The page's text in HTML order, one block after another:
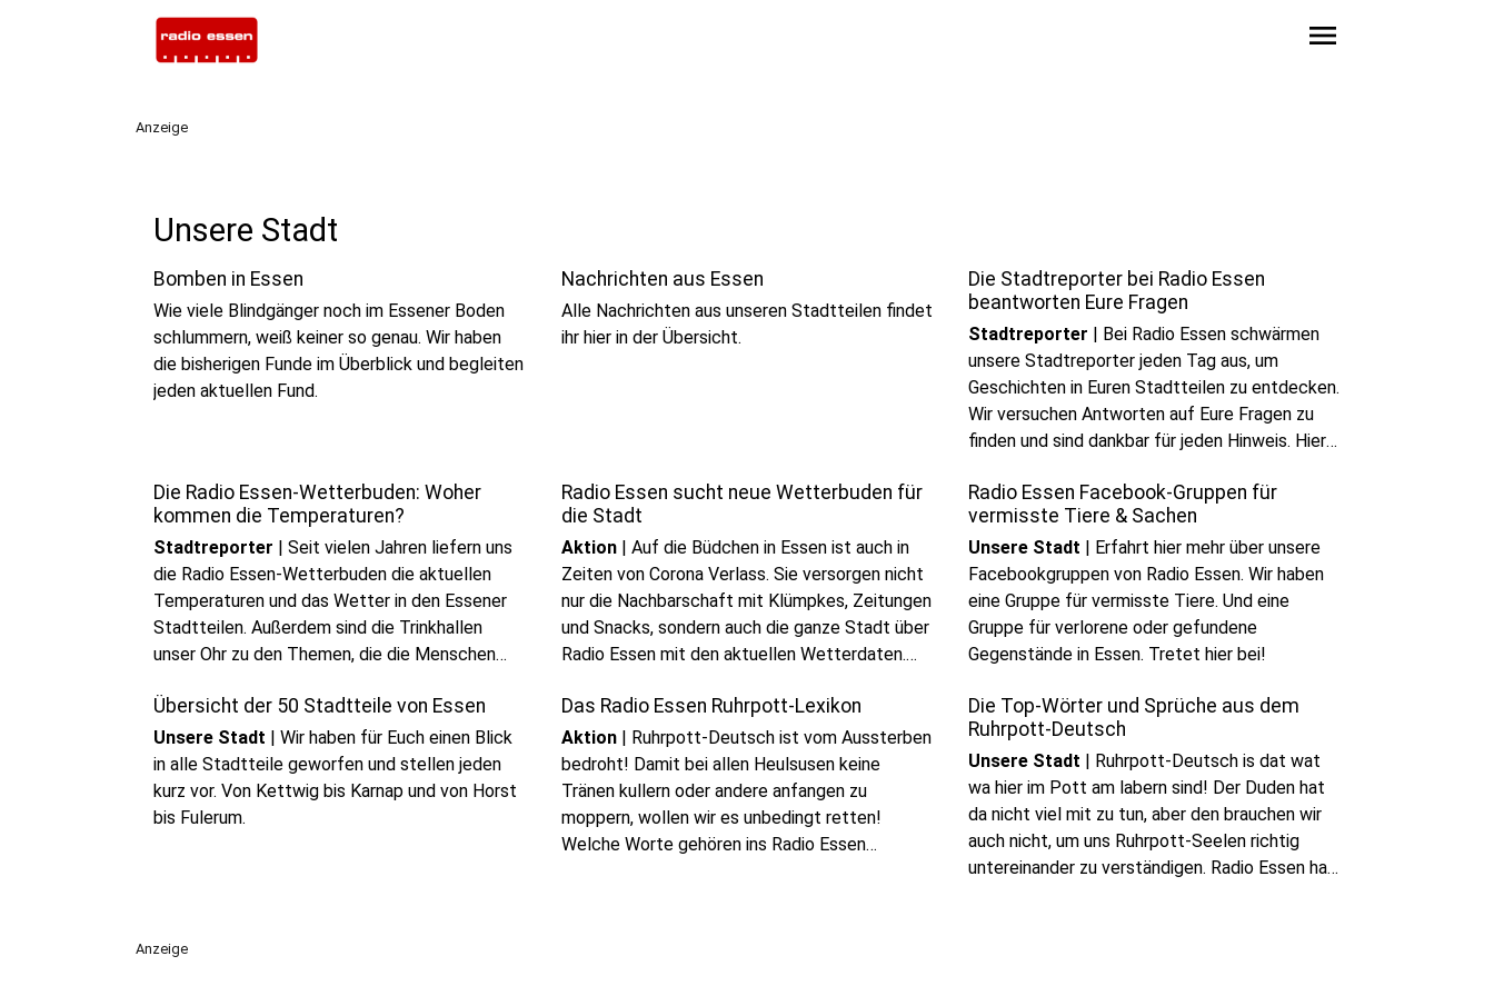
menu
Anzeige
Unsere Stadt
Bomben in Essen
Wie viele Blindgänger noch im Essener Boden
schlummern, weiß keiner so genau. Wir haben
die bisherigen Funde im Überblick und begleiten
jeden aktuellen Fund.
Nachrichten aus Essen
Alle Nachrichten aus unseren Stadtteilen findet
ihr hier in der Übersicht.
Die Stadtreporter bei Radio Essen
beantworten Eure Fragen
Stadtreporter | Bei Radio Essen schwärmen
unsere Stadtreporter jeden Tag aus, um
Geschichten in Euren Stadtteilen zu entdecken.
Wir versuchen Antworten auf Eure Fragen zu
finden und sind dankbar für jeden Hinweis. Hier
Eure Fragen zur Stadt stellen.
Die Radio Essen-Wetterbuden: Woher
kommen die Temperaturen?
Stadtreporter | Seit vielen Jahren liefern uns
die Radio Essen-Wetterbuden die aktuellen
Temperaturen und das Wetter in den Essener
Stadtteilen. Außerdem sind die Trinkhallen
unser Ohr zu den Themen, die die Menschen
dieser Seite stellen wir Euch einige unserer
Wetterbuden vor.
Radio Essen sucht neue Wetterbuden für
die Stadt
Aktion| Auf die Büdchen in Essen ist auch in
Zeiten von Corona Verlass. Sie versorgen nicht
nur die Nachbarschaft mit Klümpkes, Zeitungen
und Snacks, sondern auch die ganze Stadt über
Radio Essen mit den aktuellen Wetterdaten.
Partner von Karnap bis nach Kettwig.
Radio Essen Facebook-Gruppen für
vermisste Tiere & Sachen
Unsere Stadt | Erfahrt hier mehr über unsere
Facebookgruppen von Radio Essen. Wir haben
eine Gruppe für vermisste Tiere. Und eine
Gruppe für verlorene oder gefundene
Gegenstände in Essen. Tretet hier bei!
Übersicht der 50 Stadtteile von Essen
Unsere Stadt | Wir haben für Euch einen Blick
in alle Stadtteile geworfen und stellen jeden
kurz vor. Von Kettwig bis Karnap und von Horst
bis Fulerum.
Das Radio Essen Ruhrpott-Lexikon
Aktion| Ruhrpott-Deutsch ist vom Aussterben
bedroht! Damit bei allen Heulsusen keine
Tränen kullern oder andere anfangen zu
moppern, wollen wir es unbedingt retten!
Welche Worte gehören ins Radio Essen
Die Top-Wörter und Sprüche aus dem
Ruhrpott-Deutsch
Unsere Stadt | Ruhrpott-Deutsch is dat wat
wa hier im Pott am labern sind! Der Duden hat
da nicht viel mit zu tun, aber den brauchen wir
auch nicht, um uns Ruhrpott-Seelen richtig
untereinander zu verständigen. Radio Essen hat
Anzeige